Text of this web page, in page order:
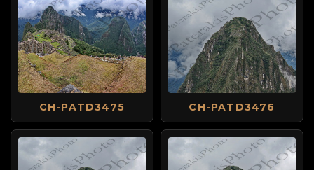
CH-PATD3475 CH-PATD3476